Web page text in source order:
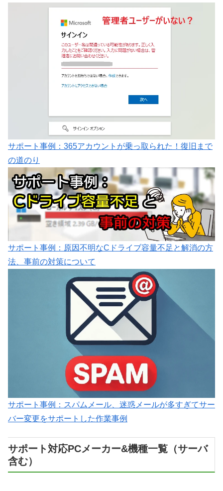
サポート事例：365アカウントが乗っ取られた！復旧まで
の道のり
サポート事例：原因不明なCドライブ容量不足と解消の方
法、事前の対策について
サポート事例：スパムメール、迷惑メールが多すぎてサー
バー変更をサポートした作業事例
サポート対応PCメーカー&機種一覧（サーバ
含む）